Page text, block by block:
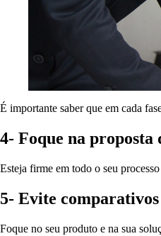
É importante saber que em cada
4- Foque na
Esteja firme em todo o seu
5- Evite
Foque no seu produto e na sua